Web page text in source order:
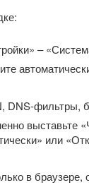
–
DNS-фильтры,
выставьте
или
в браузере,